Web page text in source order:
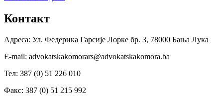
Контакт
Адреса: Ул. Федерика Гарсије Лорке бр. 3, 78000 Бања Лука
Е-mail: advokatskakomorars@advokatskakomora.ba
Тел: 387 (0) 51 226 010
Факс: 387 (0) 51 215 992